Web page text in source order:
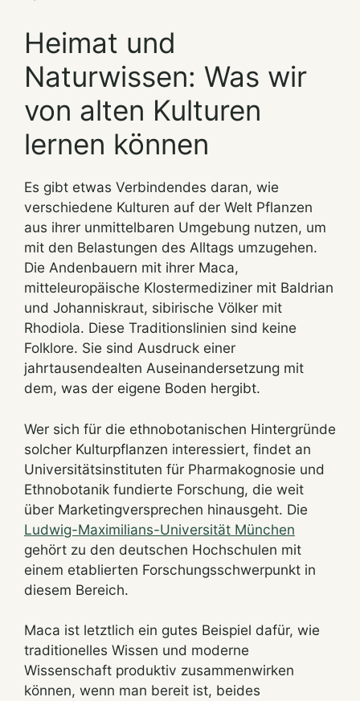
Heimat und
Naturwissen: Was wir
von alten Kulturen
lernen können
Es gibt etwas Verbindendes daran, wie
verschiedene Kulturen auf der Welt Pflanzen
aus ihrer unmittelbaren Umgebung nutzen, um
mit den Belastungen des Alltags umzugehen.
Die Andenbauern mit ihrer Maca,
mitteleuropäische Klostermediziner mit Baldrian
und Johanniskraut, sibirische Völker mit
Rhodiola. Diese Traditionslinien sind keine
Folklore. Sie sind Ausdruck einer
jahrtausendealten Auseinandersetzung mit
dem, was der eigene Boden hergibt.
Wer sich für die ethnobotanischen Hintergründe
solcher Kulturpflanzen interessiert, findet an
Universitätsinstituten für Pharmakognosie und
Ethnobotanik fundierte Forschung, die weit
über Marketingversprechen hinausgeht. Die
Ludwig-Maximilians-Universität München
gehört zu den deutschen Hochschulen mit
einem etablierten Forschungsschwerpunkt in
diesem Bereich.
Maca ist letztlich ein gutes Beispiel dafür, wie
traditionelles Wissen und moderne
Wissenschaft produktiv zusammenwirken
können, wenn man bereit ist, beides